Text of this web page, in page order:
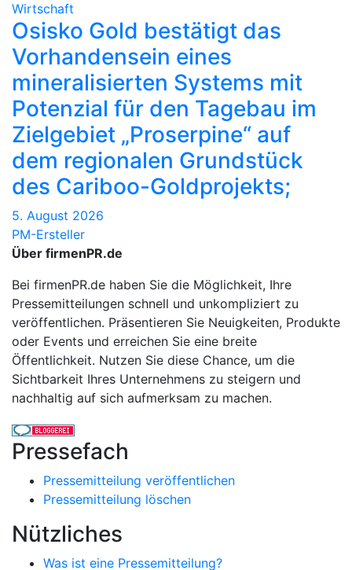
Wirtschaft
Osisko Gold bestätigt das
Vorhandensein eines
mineralisierten Systems mit
Potenzial für den Tagebau im
Zielgebiet „Proserpine“ auf
dem regionalen Grundstück
des Cariboo-Goldprojekts;
5. August 2026
PM-Ersteller
Über firmenPR.de
Bei firmenPR.de haben Sie die Möglichkeit, Ihre
Pressemitteilungen schnell und unkompliziert zu
veröffentlichen. Präsentieren Sie Neuigkeiten, Produkte
oder Events und erreichen Sie eine breite
Öffentlichkeit. Nutzen Sie diese Chance, um die
Sichtbarkeit Ihres Unternehmens zu steigern und
nachhaltig auf sich aufmerksam zu machen.
Pressefach
Pressemitteilung veröffentlichen
Pressemitteilung löschen
Nützliches
Was ist eine Pressemitteilung?